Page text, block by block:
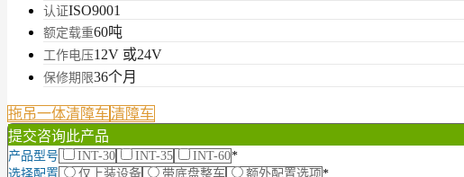
认证ISO9001
额定载重60吨
工作电压12V 或24V
保修期限36个月
拖吊一体清障车清障车
提交咨询此产品
产品型号 INT-30 INT-35 INT-60*
选择配置
仅上装设备 带底盘整车 额外配置选项*